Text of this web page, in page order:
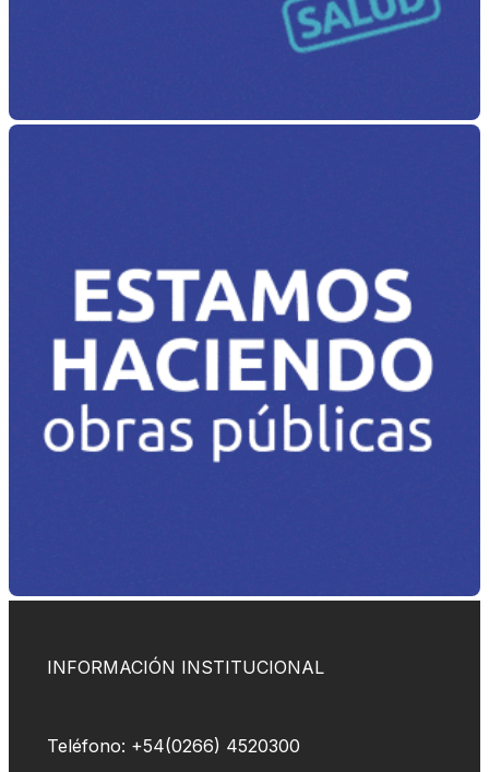
INFORMACIÓN INSTITUCIONAL
Teléfono: +54(0266) 4520300